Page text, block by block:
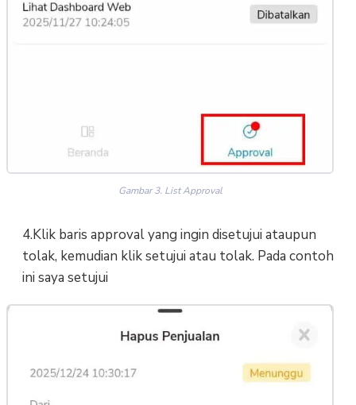
Gambar 3. List Approval
4.Klik baris approval yang ingin disetujui ataupun
tolak, kemudian klik setujui atau tolak. Pada contoh
ini saya setujui